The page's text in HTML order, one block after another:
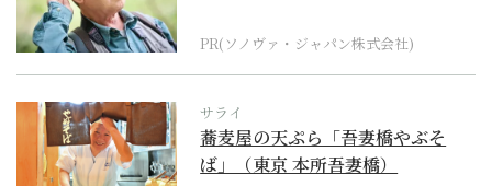
PR(ソノヴァ・ジャパン株式会社)
サライ
蕎麦屋の天ぷら「吾妻橋やぶそ
ば」（東京 本所吾妻橋）